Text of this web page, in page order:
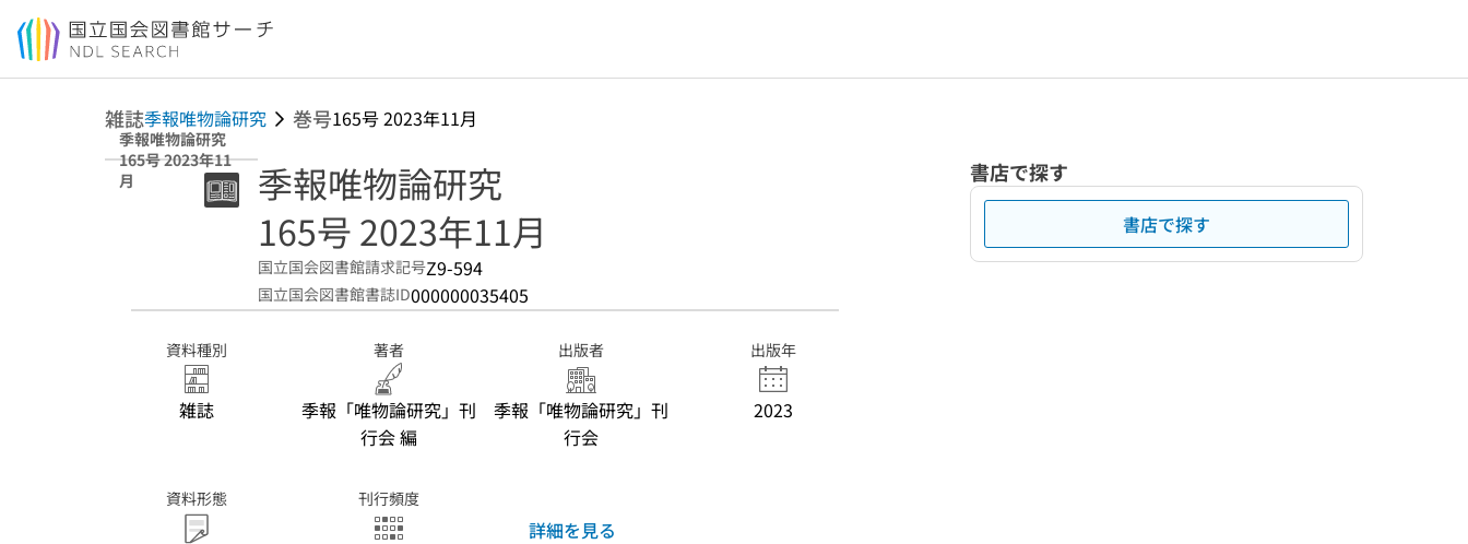
本文へ移動
雑誌季報唯物論研究 巻号165号 2023年11月
季報唯物論研究
165号 2023年11
月
季報唯物論研究
165号 2023年11月
国立国会図書館請求記号Z9-594
国立国会図書館書誌ID000000035405
資料種別
雑誌
著者
季報「唯物論研究」刊
行会 編
出版者
季報「唯物論研究」刊
行会
出版年
2023
資料形態 刊行頻度
詳細を見る
書店で探す
書店で探す